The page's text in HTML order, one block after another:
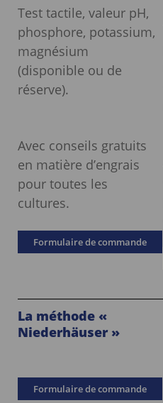
Test tactile, valeur pH,
phosphore, potassium,
magnésium
(disponible ou de
réserve).
Avec conseils gratuits
en matière d’engrais
pour toutes les
cultures.
Formulaire de commande
La méthode «
Niederhäuser »
Formulaire de commande